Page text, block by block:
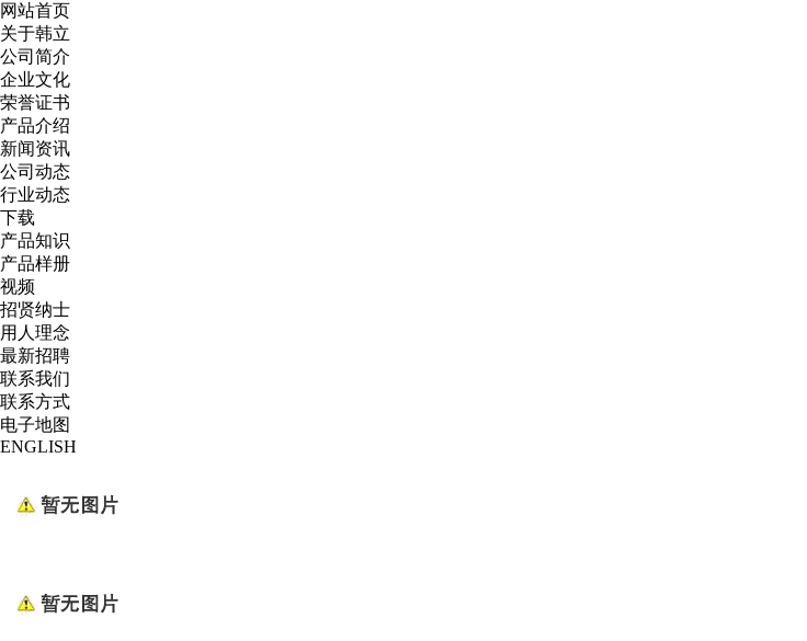
网站首页
关于韩立
公司简介
企业文化
荣誉证书
产品介绍
新闻资讯
公司动态
行业动态
下载
产品知识
产品样册
视频
招贤纳士
用人理念
最新招聘
联系我们
联系方式
电子地图
ENGLISH